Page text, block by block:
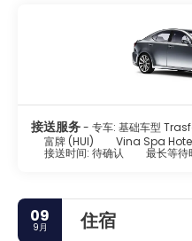
像。天姥寺俯瞰香水河，是顺
- 皇帝陵墓。顺化的另一个著
接送服务- 专车: 基础车型
富牌 (HUI)
Vina Spa
接送时间: 待确认 最长等
09
9月 住宿